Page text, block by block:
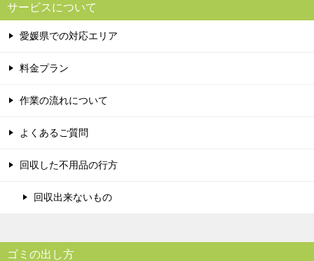
サービスについて
愛媛県での対応エリア
料金プラン
作業の流れについて
よくあるご質問
回収した不用品の行方
回収出来ないもの
ゴミの出し方